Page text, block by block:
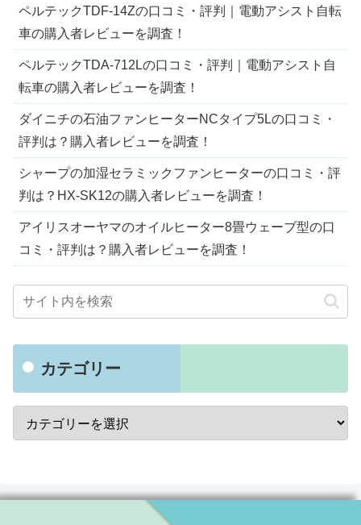
ペルテックTDF-14Zの口コミ・評判｜電動アシスト自転
車の購入者レビューを調査！
ペルテックTDA-712Lの口コミ・評判｜電動アシスト自
転車の購入者レビューを調査！
ダイニチの石油ファンヒーターNCタイプ5Lの口コミ・
評判は？購入者レビューを調査！
シャープの加湿セラミックファンヒーターの口コミ・評
判は？HX-SK12の購入者レビューを調査！
アイリスオーヤマのオイルヒーター8畳ウェーブ型の口
コミ・評判は？購入者レビューを調査！
カテゴリー